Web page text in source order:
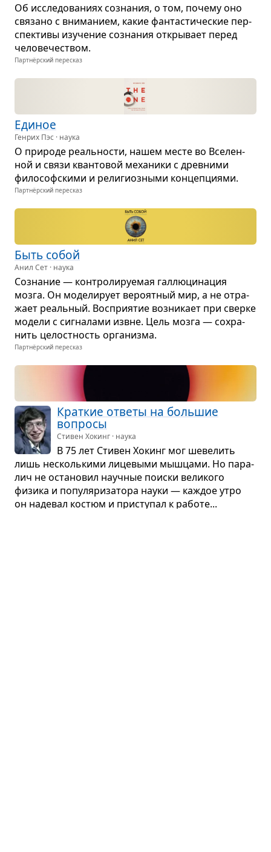
Об иссле­до­ва­ниях созна­ния, о том, почему оно
свя­зано с вни­ма­нием, какие фан­та­сти­че­ские пер­
спек­тивы изу­че­ние созна­ния откры­вает перед
чело­ве­че­ством.
Партнёрский пересказ
Еди­ное
Генрих Пэс · наука
О при­роде реаль­но­сти, нашем месте во Все­лен­
ной и связи кван­то­вой меха­ники с древними
фило­соф­скими и рели­ги­оз­ными кон­цеп­ци­ями.
Партнёрский пересказ
Быть собой
Анил Сет · наука
Созна­ние — кон­тро­ли­ру­е­мая гал­лю­ци­на­ция
мозга. Он моде­ли­рует веро­ят­ный мир, а не отра­
жает реаль­ный. Вос­при­я­тие воз­ни­кает при сверке
модели с сиг­на­лами извне. Цель мозга — сохра­
нить целост­ность орга­низма.
Партнёрский пересказ
Крат­кие ответы на боль­шие
вопросы
Стивен Хокинг · наука
В 75 лет Сти­вен Хокинг мог шеве­лить
лишь несколь­кими лице­выми мыш­цами. Но пара­
лич не оста­но­вил науч­ные поиски вели­кого
физика и попу­ля­ри­за­тора науки — каж­дое утро
он наде­вал костюм и при­сту­пал к работе...